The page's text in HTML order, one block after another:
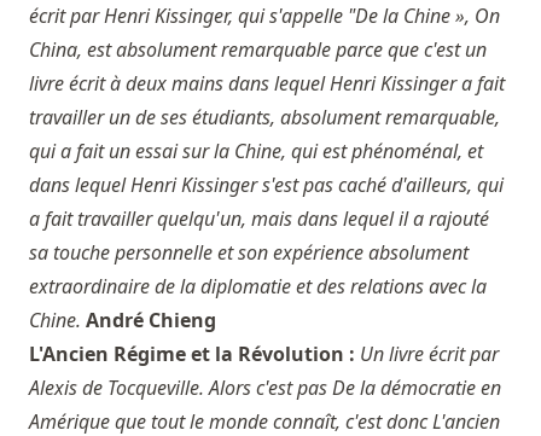
écrit par Henri Kissinger, qui s'appelle "De la Chine », On
China, est absolument remarquable parce que c'est un
livre écrit à deux mains dans lequel Henri Kissinger a fait
travailler un de ses étudiants, absolument remarquable,
qui a fait un essai sur la Chine, qui est phénoménal, et
dans lequel Henri Kissinger s'est pas caché d'ailleurs, qui
a fait travailler quelqu'un, mais dans lequel il a rajouté
sa touche personnelle et son expérience absolument
extraordinaire de la diplomatie et des relations avec la
Chine. André Chieng
L'Ancien Régime et la Révolution : Un livre écrit par
Alexis de Tocqueville. Alors c'est pas De la démocratie en
Amérique que tout le monde connaît, c'est donc L'ancien